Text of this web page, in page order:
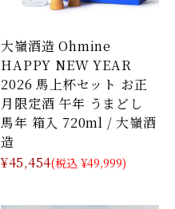
大嶺酒造 Ohmine
HAPPY NEW YEAR
2026 馬上杯セット お正
月限定酒 午年 うまどし
馬年 箱入 720ml / 大嶺酒
造
¥45,454(税込 ¥49,999)